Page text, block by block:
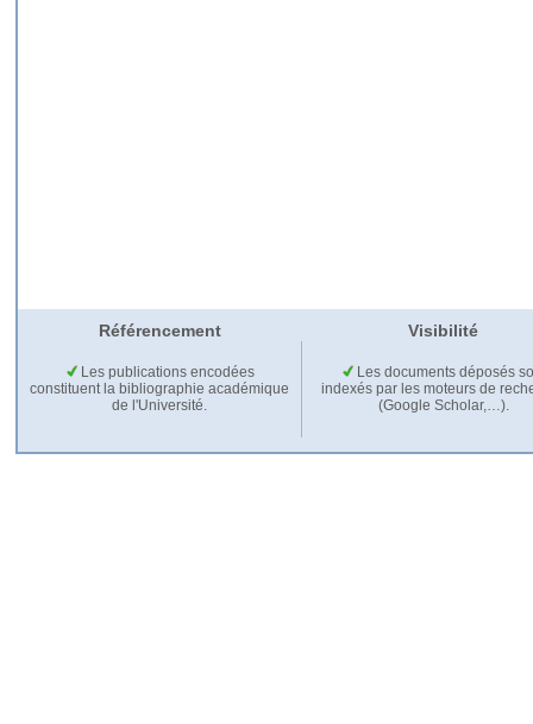
Référencement Visibilité
Les publications encodées
constituent la bibliographie académique
de l'Université.
Les documents déposés
indexés par les moteurs de
(Google Scholar,…).